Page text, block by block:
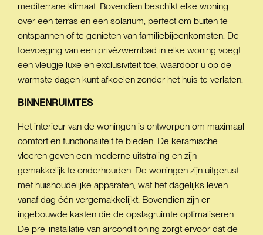
mediterrane klimaat. Bovendien beschikt elke woning
over een terras en een solarium, perfect om buiten te
ontspannen of te genieten van familiebijeenkomsten. De
toevoeging van een privézwembad in elke woning voegt
een vleugje luxe en exclusiviteit toe, waardoor u op de
warmste dagen kunt afkoelen zonder het huis te verlaten.
BINNENRUIMTES
Het interieur van de woningen is ontworpen om maximaal
comfort en functionaliteit te bieden. De keramische
vloeren geven een moderne uitstraling en zijn
gemakkelijk te onderhouden. De woningen zijn uitgerust
met huishoudelijke apparaten, wat het dagelijks leven
vanaf dag één vergemakkelijkt. Bovendien zijn er
ingebouwde kasten die de opslagruimte optimaliseren.
De pre-installatie van airconditioning zorgt ervoor dat de